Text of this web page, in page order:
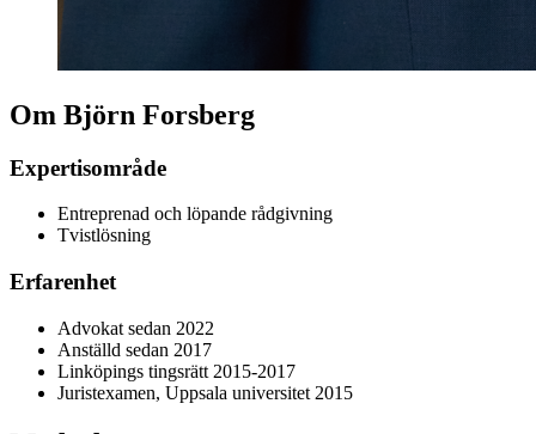
Om Björn Forsberg
Expertisområde
Entreprenad och löpande rådgivning
Tvistlösning
Erfarenhet
Advokat sedan 2022
Anställd sedan 2017
Linköpings tingsrätt 2015-2017
Juristexamen, Uppsala universitet 2015